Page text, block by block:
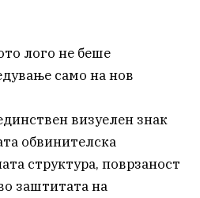
лого не беше
само на нов
визуелен знак
обвинителска
структура, поврзаност
заштитата на